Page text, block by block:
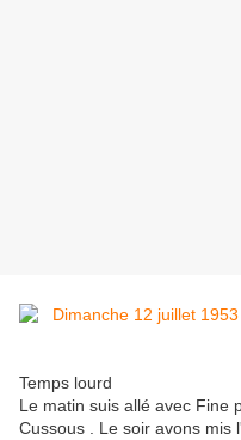
Temps lourd
Le matin suis allé avec Fine
Cussous . Le soir avons mis